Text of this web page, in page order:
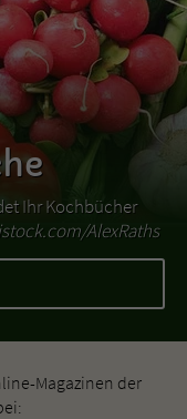
Ihr Kochbücher
AlexRaths
Magazinen der